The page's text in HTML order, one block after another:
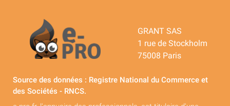
GRANT SAS
1 rue de Stockholm
75008 Paris
Source des données : Registre National du Commerce et
des Sociétés - RNCS.